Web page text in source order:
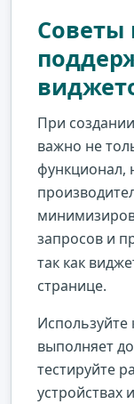
Советы
При
важно не
функционал,
запросов и
так как
странице.
выполняет
тестируйте
устройствах